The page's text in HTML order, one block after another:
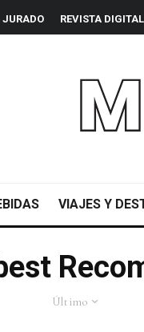
JURADO REVISTA DIGITAL
VIAJES Y
Último